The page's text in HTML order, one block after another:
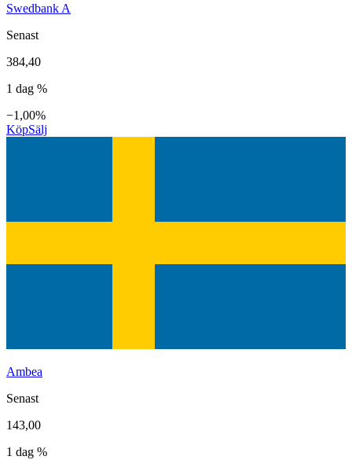
Swedbank A
Senast
384,40
1 dag %
−1,00%
KöpSälj
Ambea
Senast
143,00
1 dag %